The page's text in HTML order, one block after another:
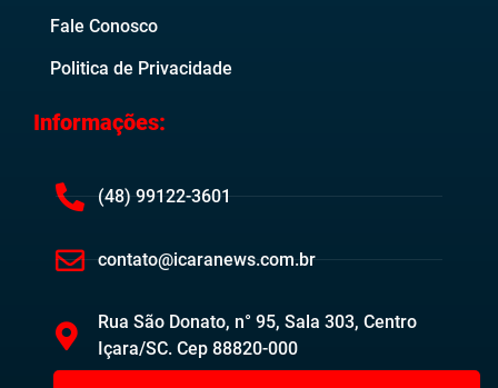
Fale Conosco
Politica de Privacidade
Informações:
(48) 99122-3601
contato@icaranews.com.br
Rua São Donato, n° 95, Sala 303, Centro
Içara/SC. Cep 88820-000